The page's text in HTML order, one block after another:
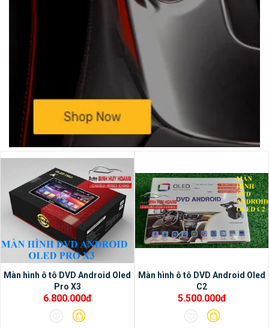
Màn hình ô tô DVD Android Oled
Pro X3
6.800.000đ
Màn hình ô tô DVD Android Oled
C2
5.500.000đ